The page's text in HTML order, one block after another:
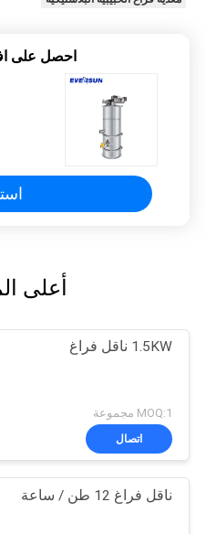
احصل على
أعلى
1.5KW ناقل فراغ
MOQ:1 مجموعة
اتصال
ناقل فراغ 12 طن / ساعة